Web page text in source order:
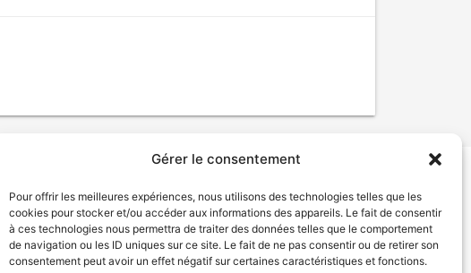
Gérer le consentement
Pour offrir les meilleures expériences, nous utilisons des technologies telles que les
cookies pour stocker et/ou accéder aux informations des appareils. Le fait de consentir
à ces technologies nous permettra de traiter des données telles que le comportement
de navigation ou les ID uniques sur ce site. Le fait de ne pas consentir ou de retirer son
consentement peut avoir un effet négatif sur certaines caractéristiques et fonctions.
Déclaration de services Politique de confidentialité